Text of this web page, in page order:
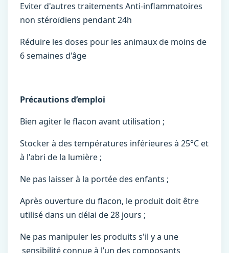
Eviter d'autres traitements Anti-inflammatoires
non stéroïdiens pendant 24h
Réduire les doses pour les animaux de moins de
6 semaines d'âge
Précautions d’emploi
Bien agiter le flacon avant utilisation ;
Stocker à des températures inférieures à 25°C et
à l'abri de la lumière ;
Ne pas laisser à la portée des enfants ;
Après ouverture du flacon, le produit doit être
utilisé dans un délai de 28 jours ;
Ne pas manipuler les produits s'il y a une
sensibilité connue à l’un des composants